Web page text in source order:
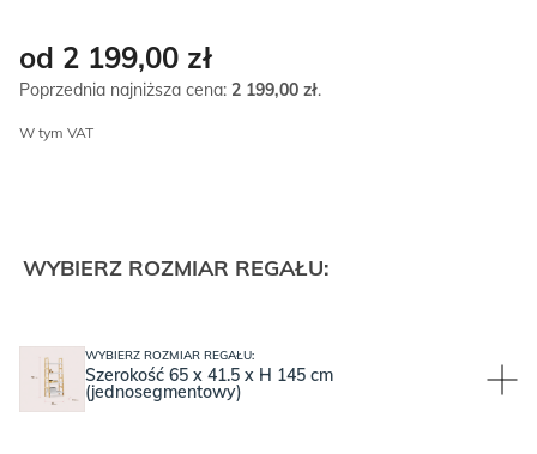
od 2 199,00 zł
Poprzednia najniższa cena: 2 199,00 zł.
W tym VAT
WYBIERZ ROZMIAR REGAŁU:
WYBIERZ ROZMIAR REGAŁU:
Szerokość 65 x 41.5 x H 145 cm
(jednosegmentowy)